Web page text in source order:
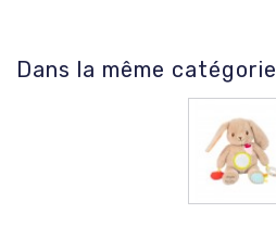
Dans la même catégorie